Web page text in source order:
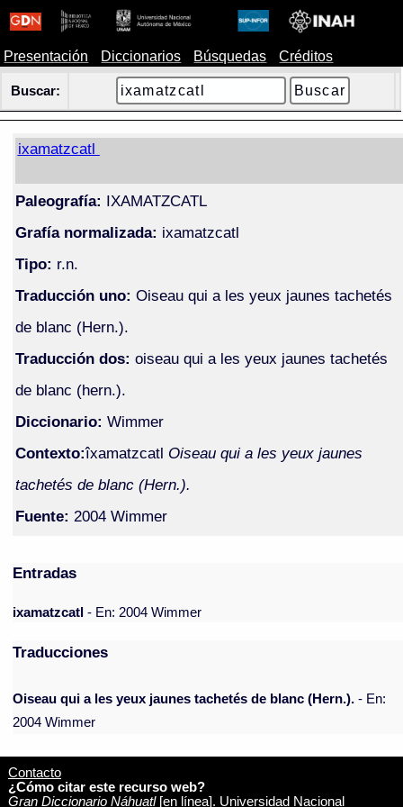
Presentación Diccionarios Búsquedas Créditos
Buscar:
ixamatzcatl
Paleografía: IXAMATZCATL
Grafía normalizada: ixamatzcatl
Tipo: r.n.
Traducción uno: Oiseau qui a les yeux jaunes tachetés
de blanc (Hern.).
Traducción dos: oiseau qui a les yeux jaunes tachetés
de blanc (hern.).
Diccionario: Wimmer
Contexto:îxamatzcatl Oiseau qui a les yeux jaunes
tachetés de blanc (Hern.).
Fuente: 2004 Wimmer
Entradas
ixamatzcatl- En: 2004 Wimmer
Traducciones
Oiseau qui a les yeux jaunes tachetés de blanc (Hern.). - En:
2004 Wimmer
Contacto
¿Cómo citar este recurso web?
Gran Diccionario Náhuatl[en línea]. Universidad Nacional